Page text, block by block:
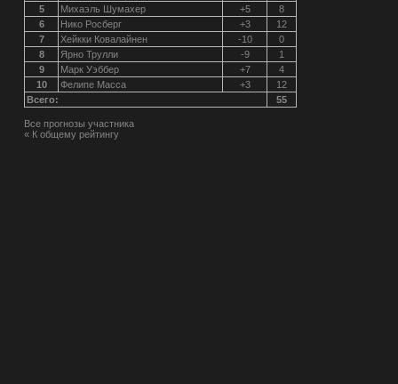
5
Михаэль Шумахер +5
8
6
Нико Росберг +3
12
7
Хейкки Ковалайнен -10
0
8
Ярно Трулли -9
1
9
Марк Уэббер +7
4
10
Фелипе Масса +3
12
Всего:
55
Все прогнозы участника
« К общему рейтингу